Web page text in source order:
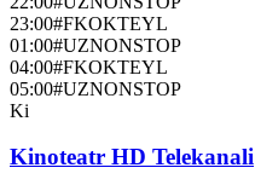
23:00#FKOKTEYL
01:00#UZNONSTOP
04:00#FKOKTEYL
05:00#UZNONSTOP
Ki
Kinoteatr HD Telekanali